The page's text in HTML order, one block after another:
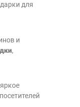
для
и
,